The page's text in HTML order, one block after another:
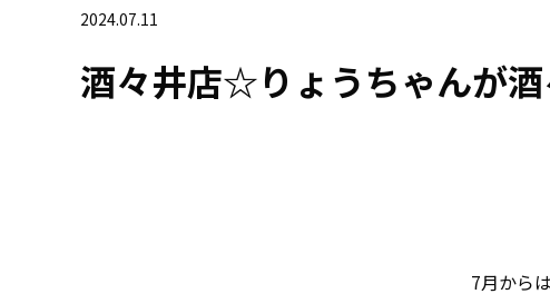
2024.07.11
酒々井店☆りょうちゃんが酒
7月から